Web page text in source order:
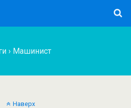
› Машинист
Наверх